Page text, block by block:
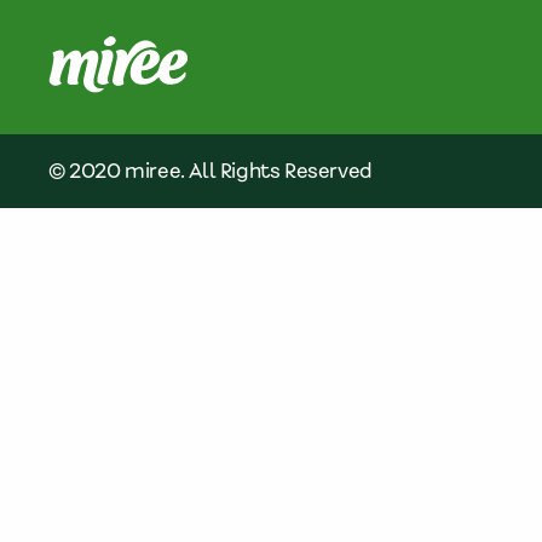
© 2020 miree. All Rights Reserved